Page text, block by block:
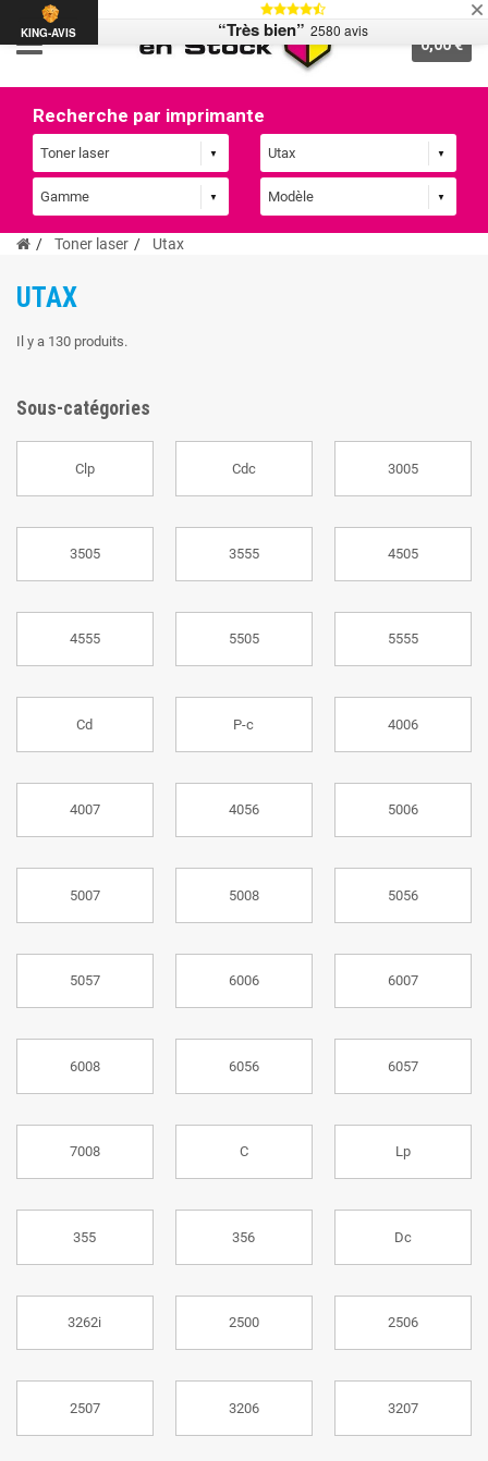
0,00 €
Recherche par imprimante
Toner laser Utax
UTAX
Il y a 130 produits.
Sous-catégories
Clp Cdc 3005
3505 3555 4505
4555 5505 5555
Cd P-c 4006
4007 4056 5006
5007 5008 5056
5057 6006 6007
6008 6056 6057
7008 C Lp
355 356 Dc
3262i 2500 2506
2507 3206 3207
KING-AVIS “Très bien” 2580 avis